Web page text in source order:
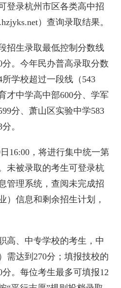
登录杭州市区各类高中招
）查询录取结果。
招生录取最低控制分数线
。今年民办普高录取分数
学校超过一段线（543
才中学高中部600分、学军
分、萧山区实验中学583
。
16:00，将进行集中统一第
未被录取的考生可登录杭
管理系统，查阅未完成招
）信息和剩余招生计划，
高、中专学校的考生，中
需达到270分；填报技校的
。每位考生最多可填报12